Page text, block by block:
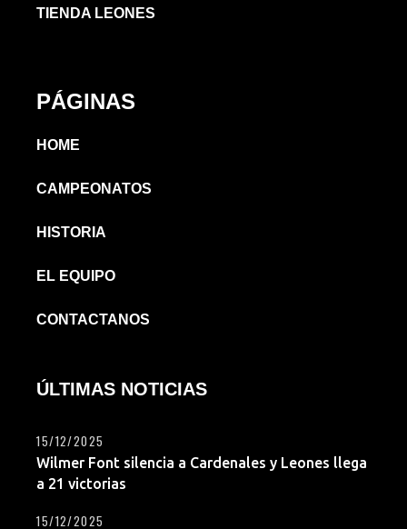
TIENDA LEONES
PÁGINAS
HOME
CAMPEONATOS
HISTORIA
EL EQUIPO
CONTACTANOS
ÚLTIMAS NOTICIAS
Wilmer Font silencia a Cardenales y Leones llega
a 21 victorias
15/12/2025
15/12/2025